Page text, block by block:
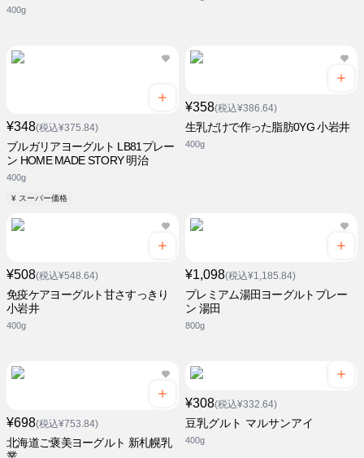
400g
¥348(税込¥375.84)
ブルガリアヨーグルト LB81プレー
ン HOME MADE STORY 明治
400g
¥ スーパー価格
¥358(税込¥386.64)
生乳だけで作った脂肪0YG 小岩井
400g
¥508(税込¥548.64)
免疫ケアヨーグルト甘さすっきり
小岩井
400g
¥1,098(税込¥1,185.84)
プレミアム湯田ヨーグルトプレー
ン 湯田
800g
¥698(税込¥753.84)
北海道ご褒美ヨーグルト 新札幌乳
¥308(税込¥332.64)
豆乳グルト マルサンアイ
400g